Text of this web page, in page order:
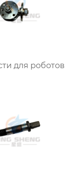
для роботов